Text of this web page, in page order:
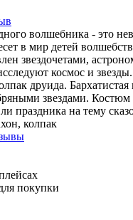
волшебника - это
в мир детей
звездочетами,
космос и
друида. Бархатистая
звездами. Костюм
праздника на тему
колпак
покупки